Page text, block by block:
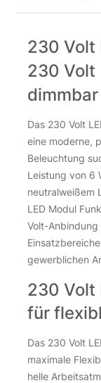
230 Volt
230 Volt
Das 230 Volt
eine moderne,
Beleuchtung
Leistung von 6
neutralweißem
LED Modul
Volt-
gewerblichen
230 Volt
für
Das 230 Volt
maximale
helle